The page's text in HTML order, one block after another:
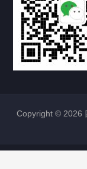
Copyright © 2026